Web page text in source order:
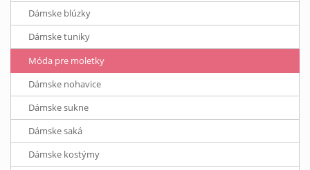
Dámske blúzky
Dámske tuniky
Móda pre moletky
Dámske nohavice
Dámske sukne
Dámske saká
Dámske kostýmy